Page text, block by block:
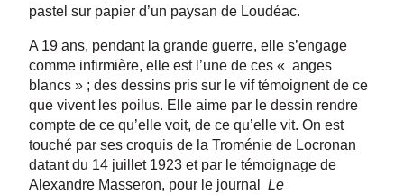
pastel sur papier d’un paysan de Loudéac.
A 19 ans, pendant la grande guerre, elle s’engage
comme infirmière, elle est l’une de ces « anges
blancs » ; des dessins pris sur le vif témoignent de ce
que vivent les poilus. Elle aime par le dessin rendre
compte de ce qu’elle voit, de ce qu’elle vit. On est
touché par ses croquis de la Troménie de Locronan
datant du 14 juillet 1923 et par le témoignage de
Alexandre Masseron, pour le journal Le